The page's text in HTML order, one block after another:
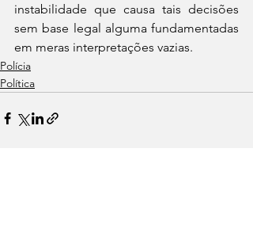
instabilidade que causa tais decisões
sem base legal alguma fundamentadas
em meras interpretações vazias.
Polícia
Política